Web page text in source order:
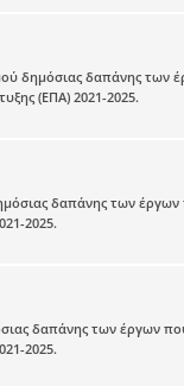
δημόσιας δαπάνης των
(ΕΠΑ) 2021-2025.
δαπάνης των
2025.
δαπάνης των έργων
2025.